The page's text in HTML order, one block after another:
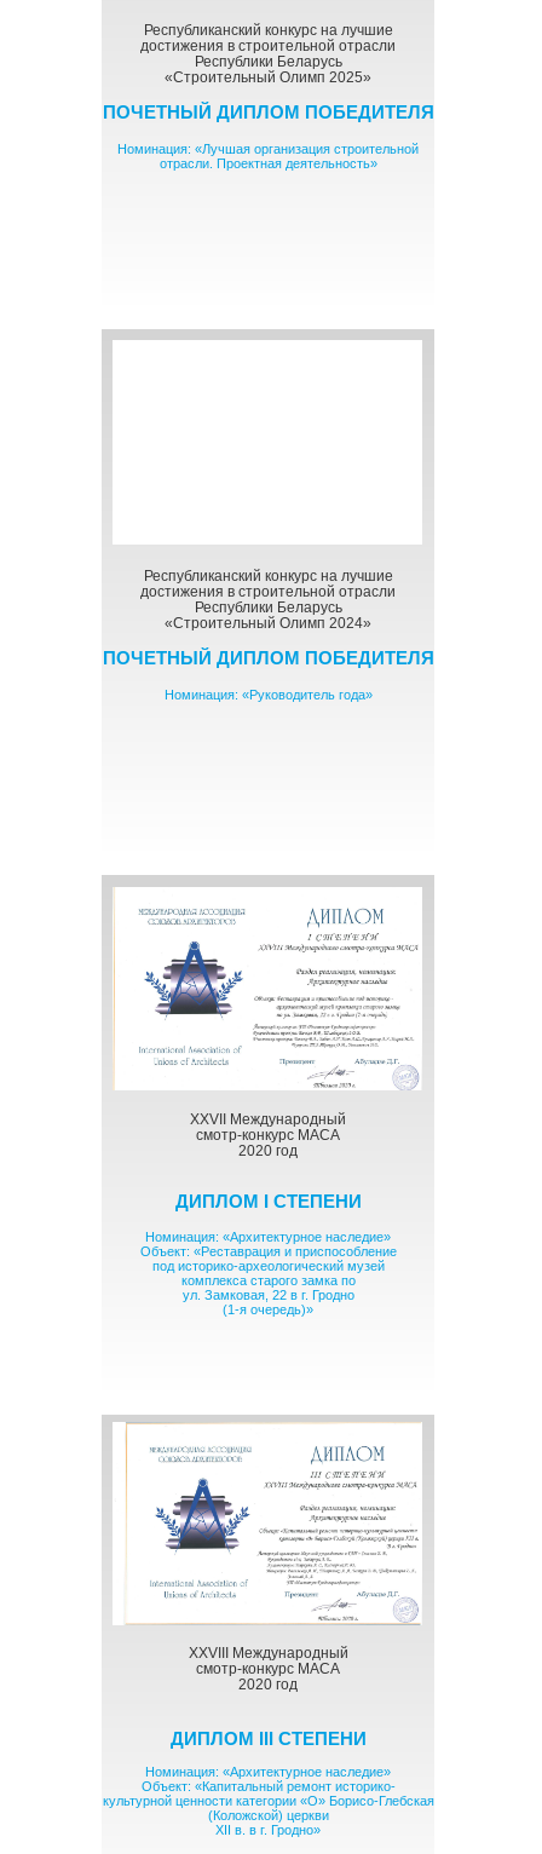
XXVIII Международный
смотр-конкурс МАСА
2020 год
Номинация: «Архитектурное наследие»
Объект: «Капитальный ремонт историко-
культурной ценности категории «О» Борисо-Глебская
(Коложской) церкви
XII в. в г. Гродно»
ДИПЛОМ III СТЕПЕНИ
Номинация: «Архитектурное наследие»
Объект: «Реставрация и приспособление
под историко-археологический музей
комплекса старого замка по
ул. Замковая, 22 в г. Гродно
(1-я очередь)»
XXVII Международный
смотр-конкурс МАСА
2020 год
ДИПЛОМ I СТЕПЕНИ
Республиканский конкурс на лучшие
достижения в строительной отрасли
Республики Беларусь
«Строительный Олимп 2025»
Номинация: «Лучшая организация строительной
отрасли. Проектная деятельность»
ПОЧЕТНЫЙ ДИПЛОМ ПОБЕДИТЕЛЯ
Республиканский конкурс на лучшие
достижения в строительной отрасли
Республики Беларусь
«Строительный Олимп 2024»
Номинация: «Руководитель года»
ПОЧЕТНЫЙ ДИПЛОМ ПОБЕДИТЕЛЯ